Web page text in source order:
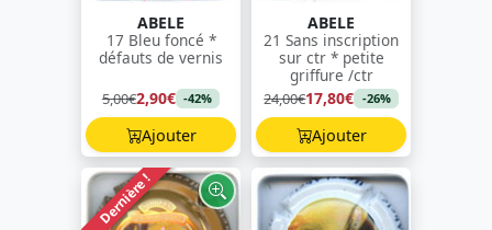
ABELE
17 Bleu foncé *
défauts de vernis
5,00€2,90€ -42%
Ajouter
ABELE
21 Sans inscription
sur ctr * petite
griffure /ctr
24,00€17,80€ -26%
Ajouter
Dernière !